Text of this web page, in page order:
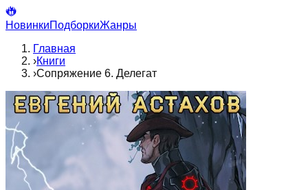
НовинкиПодборкиЖанры
Главная
›Книги
›Сопряжение 6. Делегат